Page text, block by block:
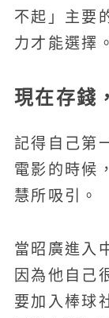
不起」主要
力才能選擇。
現在存錢
記得自己第
電影的時候
慧所吸引。
當昭廣進入
因為他自己
要加入棒球